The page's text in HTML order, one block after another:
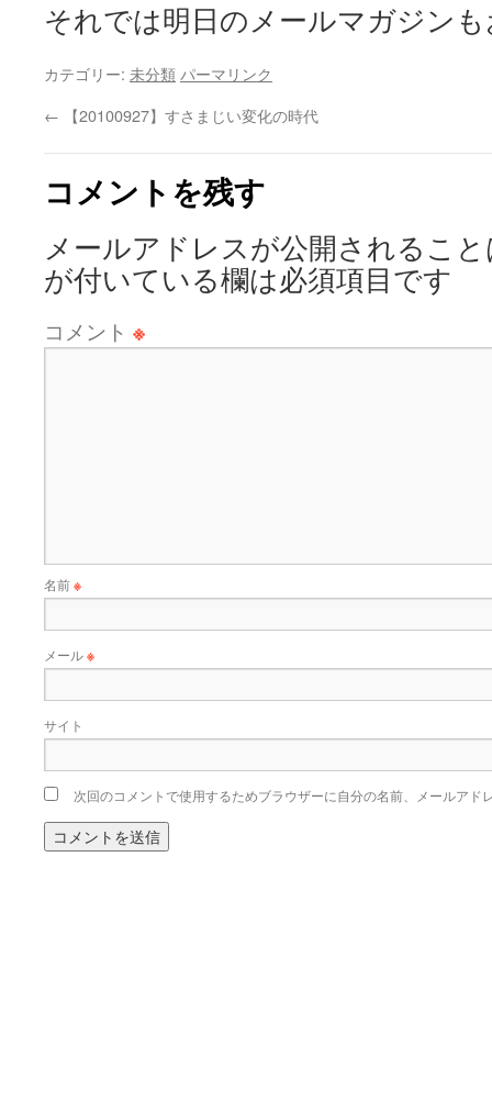
それでは明日のメールマガジン
カテゴリー: 未分類 パーマリンク
← 【20100927】すさまじい変化の時代
コメントを残す
メールアドレスが公開されるこ
が付いている欄は必須項目です
コメント ※
名前※
メール※
サイト
次回のコメントで使用するためブラウザーに自分の名前、メールアド